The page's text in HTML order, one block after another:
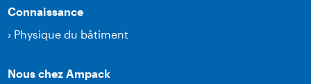
Connaissance
› Physique du bâtiment
Nous chez Ampack